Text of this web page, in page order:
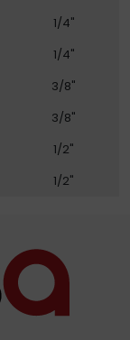
1/4"
1/4"
3/8"
3/8"
1/2"
1/2"